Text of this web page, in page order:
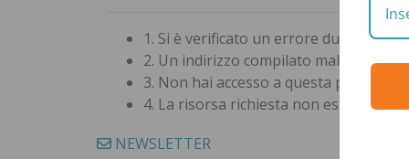
1. Si è verificato un errore durante
2. Un indirizzo compilato male
3. Non hai accesso a questa pagina
4. La risorsa richiesta non esiste
NEWSLETTER